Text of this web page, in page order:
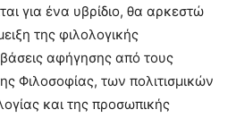
για ένα υβρίδιο, θα αρκεστώ
της φιλολογικής
αφήγησης από τους
Φιλοσοφίας, των πολιτισμικών
και της προσωπικής